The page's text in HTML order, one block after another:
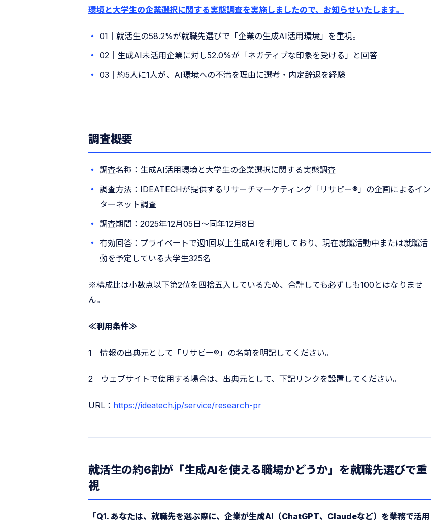
環境と大学生の企業選択に関する実態調査を実施しましたので、お知らせいたします。
01｜就活生の58.2%が就職先選びで「企業の生成AI活用環境」を重視。
02｜生成AI未活用企業に対し52.0%が「ネガティブな印象を受ける」と回答
03｜約5人に1人が、AI環境への不満を理由に選考・内定辞退を経験
調査概要
調査名称：生成AI活用環境と大学生の企業選択に関する実態調査
調査方法：IDEATECHが提供するリサーチマーケティング「リサピー®︎」の企画によるイン
ターネット調査
調査期間：2025年12月05日〜同年12月8日
有効回答：プライベートで週1回以上生成AIを利用しており、現在就職活動中または就職活
動を予定している大学生325名
※構成比は小数点以下第2位を四捨五入しているため、合計しても必ずしも100とはなりませ
ん。
≪利用条件≫
1 情報の出典元として「リサピー®︎」の名前を明記してください。
2 ウェブサイトで使用する場合は、出典元として、下記リンクを設置してください。
URL： https://ideatech.jp/service/research-pr
就活生の約6割が「生成AIを使える職場かどうか」を就職先選びで重
視
「Q1. あなたは、就職先を選ぶ際に、企業が生成AI（ChatGPT、Claudeなど）を業務で活用